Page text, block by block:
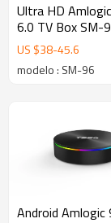
Ultra HD
6.0 TV Box SM-
US $38-45.6
modelo : SM-96
Android Amlogic